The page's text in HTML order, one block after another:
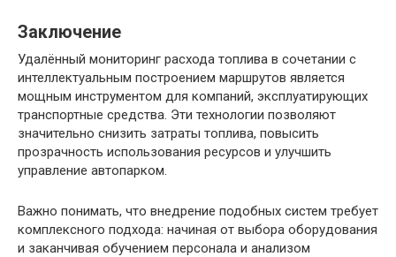
Заключение
Удалённый мониторинг расхода топлива в сочетании с
интеллектуальным построением маршрутов является
мощным инструментом для компаний, эксплуатирующих
транспортные средства. Эти технологии позволяют
значительно снизить затраты топлива, повысить
прозрачность использования ресурсов и улучшить
управление автопарком.
Важно понимать, что внедрение подобных систем требует
комплексного подхода: начиная от выбора оборудования
и заканчивая обучением персонала и анализом